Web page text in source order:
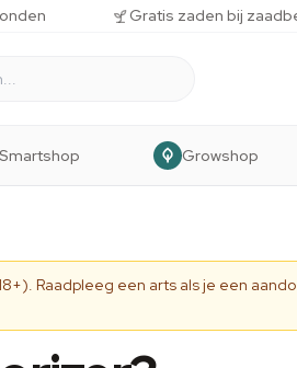
Gratis zaden bij
Growshop
Raadpleeg een arts als je een